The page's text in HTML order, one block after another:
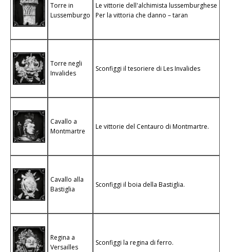
Torre in
Lussemburgo
Le vittorie dell'alchimista lussemburghese
Per la vittoria che danno – taran
Torre negli
Invalides
Sconfiggi il tesoriere di Les Invalides
Cavallo a
Montmartre
Le vittorie del Centauro di Montmartre.
Cavallo alla
Bastiglia
Sconfiggi il boia della Bastiglia.
Regina a
Versailles
Sconfiggi la regina di ferro.